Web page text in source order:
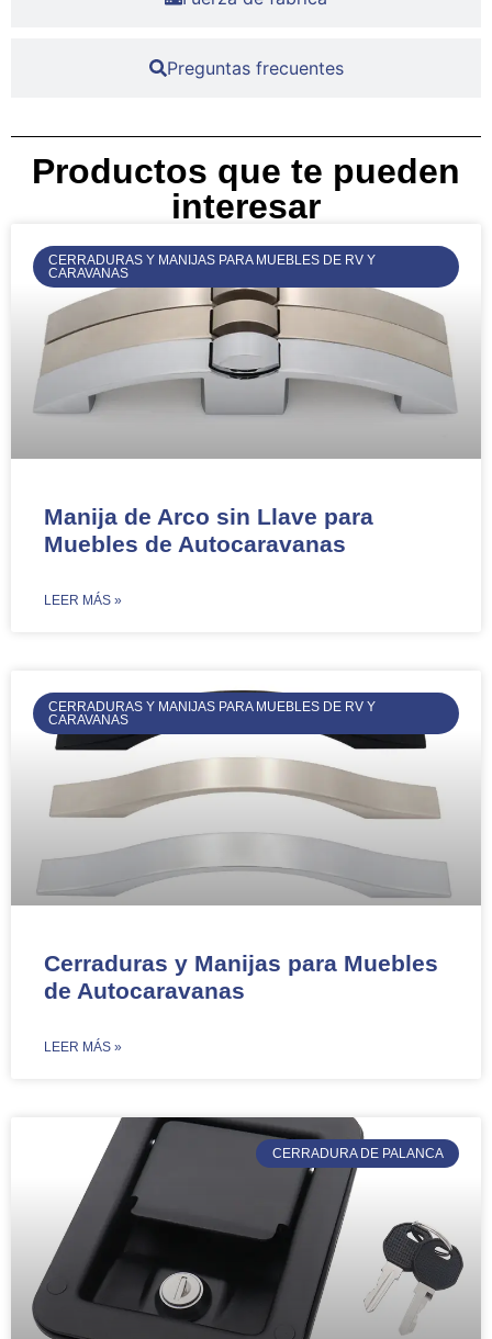
Preguntas frecuentes
Productos que te pueden
interesar
CERRADURAS Y MANIJAS PARA MUEBLES DE RV Y
CARAVANAS
Manija de Arco sin Llave para
Muebles de Autocaravanas​​
​LEER MÁS »
CERRADURAS Y MANIJAS PARA MUEBLES DE RV Y
CARAVANAS
Cerraduras y Manijas para Muebles
de Autocaravanas
​LEER MÁS »
CERRADURA DE PALANCA